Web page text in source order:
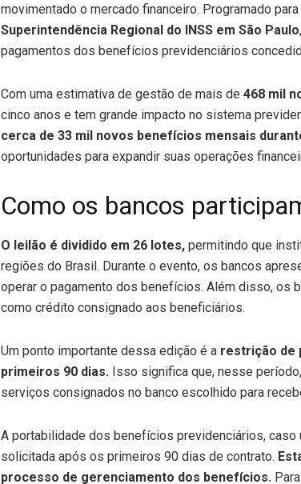
movimentado o mercado financeiro. Programado
Superintendência Regional do INSS em São Paulo
pagamentos dos benefícios previdenciários
Com uma estimativa de gestão de mais de 468 mil
cinco anos e tem grande impacto no sistema
cerca de 33 mil novos benefícios mensais
oportunidades para expandir suas operações
Como os bancos
O leilão é dividido em 26 lotes, permitindo que
regiões do Brasil. Durante o evento, os bancos
operar o pagamento dos benefícios. Além disso, os
como crédito consignado aos beneficiários.
Um ponto importante dessa edição é a restrição de
primeiros 90 dias. Isso significa que, nesse
serviços consignados no banco escolhido para
A portabilidade dos benefícios previdenciários, caso
solicitada após os primeiros 90 dias de contrato.
processo de gerenciamento dos benefícios.